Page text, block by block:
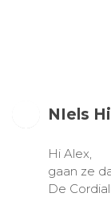
NIels
Hi Alex,
gaan ze
De